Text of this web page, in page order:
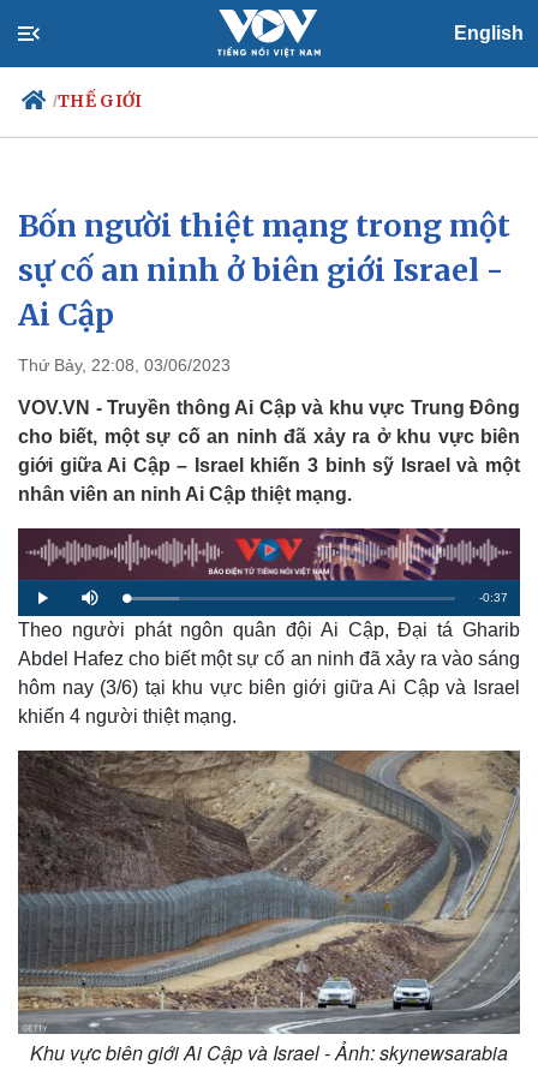
English
/THẾ GIỚI
Chính trị
Đảng
Tổ chức nhân sự
Quốc hội
Nhận diện sự thật
Xã hội
Tin 24h
Dự báo thời tiết
Bốn người thiệt mạng trong một
sự cố an ninh ở biên giới Israel -
Ai Cập
Thứ Bảy, 22:08, 03/06/2023
VOV.VN - Truyền thông Ai Cập và khu vực Trung Đông
cho biết, một sự cố an ninh đã xảy ra ở khu vực biên
giới giữa Ai Cập – Israel khiến 3 binh sỹ Israel và một
nhân viên an ninh Ai Cập thiệt mạng.
P
l
a
y
M
u
t
e
L
o
a
d
d
1
6
.
2
R
e
g
T
e
-0:37
Theo người phát ngôn quân đội Ai Cập, Đại tá Gharib
Abdel Hafez cho biết một sự cố an ninh đã xảy ra vào sáng
hôm nay (3/6) tại khu vực biên giới giữa Ai Cập và Israel
khiến 4 người thiệt mạng.
Khu vực biên giới Ai Cập và Israel - Ảnh: skynewsarabia